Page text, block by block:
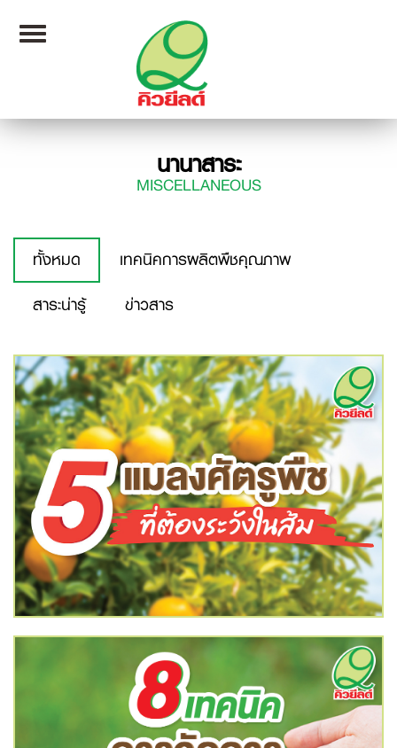
Toggle
นานาสาระ
MISCELLANEOUS
ทั้งหมด
เทคนิคการผลิตพืชคุณภาพ
สาระน่ารู้
ข่าวสาร